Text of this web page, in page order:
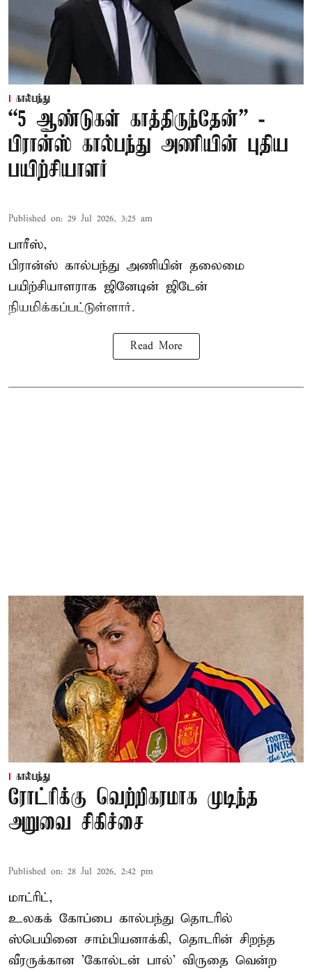
கால்பந்து
“5 ஆண்டுகள் காத்திருந்தேன்” -
பிரான்ஸ் கால்பந்து அணியின் புதிய
பயிற்சியாளர்
Published on: 29 Jul 2026, 3:25 am
பாரீஸ்,
பிரான்ஸ் கால்பந்து அணியின் தலைமை
பயிற்சியாளராக ஜினேடின் ஜிடேன்
நியமிக்கப்பட்டுள்ளார்.
Read More
கால்பந்து
ரோட்ரிக்கு வெற்றிகரமாக முடிந்த
அறுவை சிகிச்சை
Published on: 28 Jul 2026, 2:42 pm
மாட்ரிட்,
உலகக் கோப்பை கால்பந்து தொடரில்
ஸ்பெயினை சாம்பியனாக்கி, தொடரின் சிறந்த
வீரருக்கான 'கோல்டன் பால்' விருதை வென்ற